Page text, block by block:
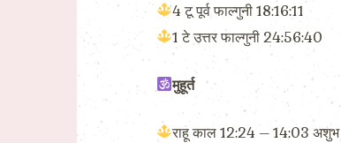
4 टू पूर्व फाल्गुनी 18:16:11
1 टे उत्तर फाल्गुनी 24:56:40
मुहूर्त
राहू काल 12:24 – 14:03 अशुभ